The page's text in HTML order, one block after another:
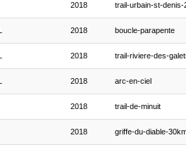
2018 trail-urbain-st-denis-
2018 boucle-parapente
2018 trail-riviere-des-
2018 arc-en-ciel
2018 trail-de-minuit
2018 griffe-du-diable-